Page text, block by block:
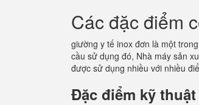
Các đặc điểm
giường y tế inox đơn là một
cầu sử dụng đó, Nhà máy sản
được sử dụng nhiều với nhiều
Đặc điểm kỹ